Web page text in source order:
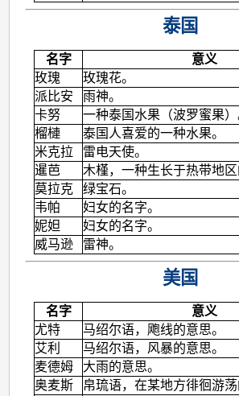
泰国
名字
意义
玫瑰
玫瑰花。
派比安
雨神。
卡努
一种泰国水果（波罗蜜果）
榴槤
泰国人喜爱的一种水果。
米克拉
雷电天使。
暹芭
木槿，一种生长于热带地区
莫拉克
绿宝石。
韦帕
妇女的名字。
妮妲
妇女的名字。
威马逊
雷神。
美国
名字
意义
尤特
马绍尔语，飑线的意思。
艾利
马绍尔语，风暴的意思。
麦德姆
大雨的意思。
奥麦斯
帛琉语，在某地方徘徊游荡